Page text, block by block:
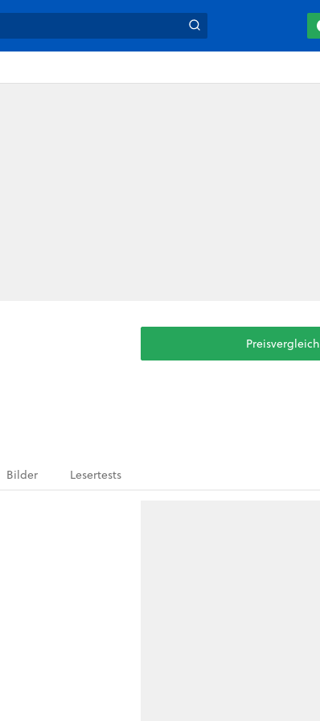
Preisvergleich
Bilder Lesertests